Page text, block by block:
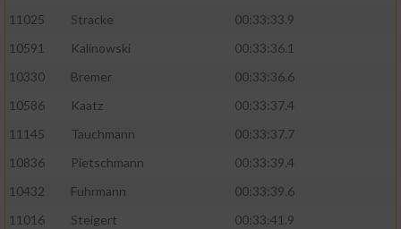
11025
Stracke
00:33:33.9
10591
Kalinowski
00:33:36.1
10330
Bremer
00:33:36.6
10586
Kaatz
00:33:37.4
11145
Tauchmann
00:33:37.7
10836
Pietschmann
00:33:39.4
10432
Fuhrmann
00:33:39.6
11016
Steigert
00:33:41.9